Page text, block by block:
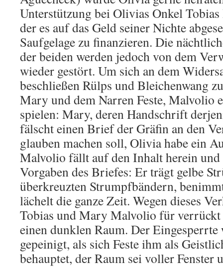
Unterstützung bei Olivias Onkel
der es auf das Geld seiner Nichte
Saufgelage zu finanzieren. Die
der beiden werden jedoch von dem
wieder gestört. Um sich an dem
beschließen Rülps und Bleichenwang
Mary und dem Narren Feste, Malvolio
spielen: Mary, deren Handschrift
fälscht einen Brief der Gräfin an den
glauben machen soll, Olivia habe ein
Malvolio fällt auf den Inhalt herein und
Vorgaben des Briefes: Er trägt gelbe
überkreuzten Strumpfbändern,
lächelt die ganze Zeit. Wegen dieses
Tobias und Mary Malvolio für
einen dunklen Raum. Der
gepeinigt, als sich Feste ihm als
behauptet, der Raum sei voller Fenster